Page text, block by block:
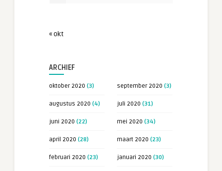
« okt
ARCHIEF
oktober 2020 (3) september 2020 (3)
augustus 2020 (4) juli 2020 (31)
juni 2020 (22) mei 2020 (34)
april 2020 (28) maart 2020 (23)
februari 2020 (23) januari 2020 (30)